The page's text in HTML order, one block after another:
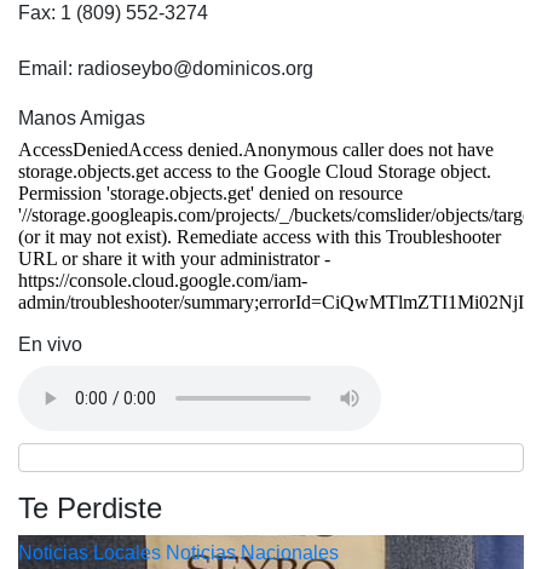
Fax: 1 (809) 552-3274
Email: radioseybo@dominicos.org
Manos Amigas
En vivo
Te Perdiste
Noticias Locales Noticias Nacionales